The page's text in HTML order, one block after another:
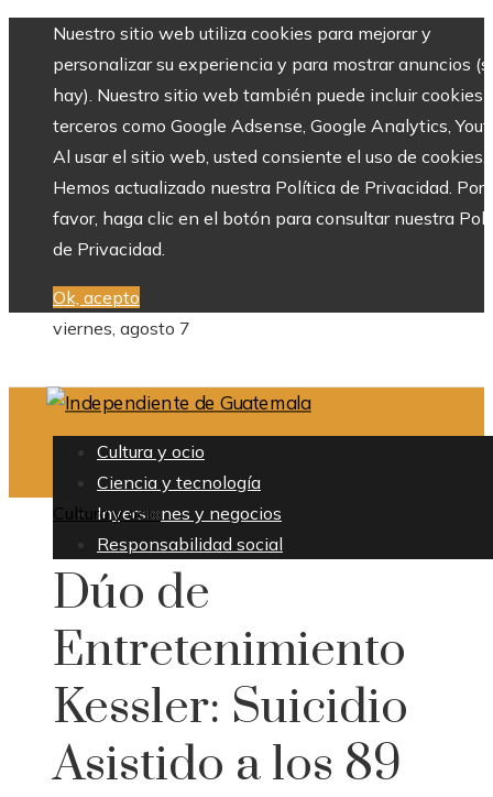
Nuestro sitio web utiliza cookies para mejorar y
personalizar su experiencia y para mostrar anuncios
hay). Nuestro sitio web también puede incluir cookies
terceros como Google Adsense, Google Analytics,
Al usar el sitio web, usted consiente el uso de cookies.
Hemos actualizado nuestra Política de Privacidad. Por
favor, haga clic en el botón para consultar nuestra
de Privacidad.
Ok, acepto
viernes, agosto 7
Cultura y ocio
Ciencia y tecnología
Inversiones y negocios
Responsabilidad social
Cultura y ocio
Dúo de
Entretenimiento
Kessler: Suicidio
Asistido a los 89